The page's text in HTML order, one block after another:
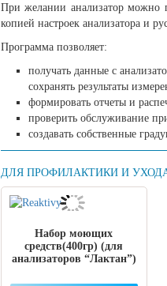
При желании анализатор можно
копией настроек анализатора и
Программа позволяет:
получать данные с
сохранять результаты
формировать отчеты и
проверить обслуживание
создавать собственные
ДЛЯ ПРОФИЛАКТИКИ И
Набор моющих
средств(400гр) (для
анализаторов “Лактан”)